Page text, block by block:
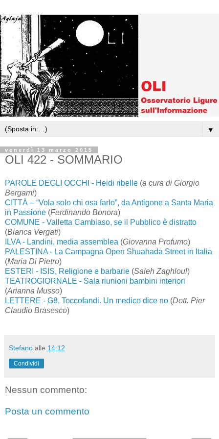
▼
venerdì 13 marzo 2015
OLI 422 - SOMMARIO
PAROLE DEGLI OCCHI - Heidi ribelle (a cura di Giorgio
Bergami)
CITTÀ – “Vola solo chi osa farlo”, da Antigone a Santa Maria
in Passione (Ferdinando Bonora)
COMUNE - Valletta Cambiaso, se il Pubblico è distratto
(Bianca Vergati)
ILVA - Landini, media assemblea (Giovanna Profumo)
PALESTINA - La Campagna Open Shuahada Street in Italia
(Maria Di Pietro)
ESTERI - ISIS, Religione e barbarie (Saleh Zaghloul)
TEATROGIORNALE - Sala riunioni bambini interiori
(Arianna Musso)
LETTERE - G8, Toccofandi. Un medico dice no (Dott. Pier
Claudio Brasesco)
Stefano alle 14:12
Condividi
Nessun commento:
Posta un commento